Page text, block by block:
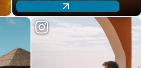
Descubre nuestra oferta gastronómica